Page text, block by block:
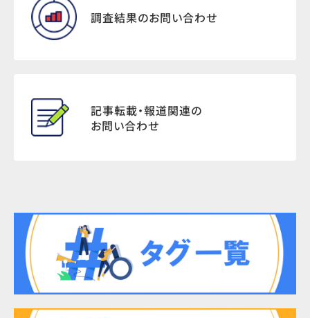
調査結果のお問い合わせ
記事転載・報道関連の
お問い合わせ